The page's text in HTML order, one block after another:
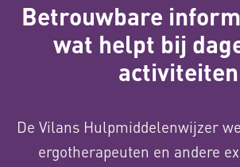
Betrouwbare
wat helpt bij
activiteiten
De Vilans Hulpmiddelenwijzer
ergotherapeuten en andere